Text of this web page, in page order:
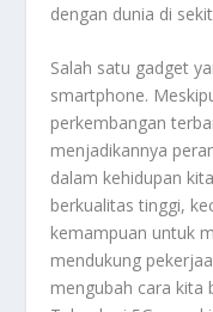
dengan dunia di
Salah satu gadget
smartphone.
perkembangan
menjadikannya
dalam kehidupan
berkualitas tinggi,
kemampuan untuk
mendukung
mengubah cara kita